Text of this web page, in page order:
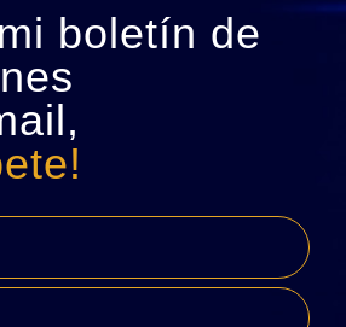
boletín de